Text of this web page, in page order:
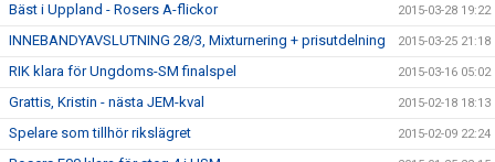
Bäst i Uppland - Rosers A-flickor 2015-03-28 19:22
INNEBANDYAVSLUTNING 28/3, Mixturnering + prisutdelning 2015-03-25 21:18
RIK klara för Ungdoms-SM finalspel 2015-03-16 05:02
Grattis, Kristin - nästa JEM-kval 2015-02-18 18:13
Spelare som tillhör rikslägret 2015-02-09 22:24